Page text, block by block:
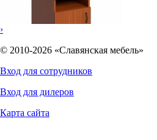
4878руб.
›
© 2010-2026 «Славянская мебель»
Вход для сотрудников
Вход для дилеров
Карта сайта